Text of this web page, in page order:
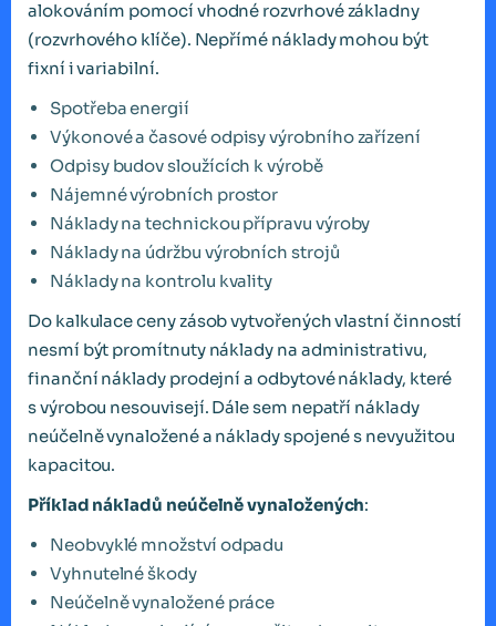
alokováním pomocí vhodné rozvrhové základny
(rozvrhového klíče). Nepřímé náklady mohou být
fixní i variabilní.
Spotřeba energií
Výkonové a časové odpisy výrobního zařízení
Odpisy budov sloužících k výrobě
Nájemné výrobních prostor
Náklady na technickou přípravu výroby
Náklady na údržbu výrobních strojů
Náklady na kontrolu kvality
Do kalkulace ceny zásob vytvořených vlastní činností
nesmí být promítnuty náklady na administrativu,
finanční náklady prodejní a odbytové náklady, které
s výrobou nesouvisejí. Dále sem nepatří náklady
neúčelně vynaložené a náklady spojené s nevyužitou
kapacitou.
Příklad nákladů neúčelně vynaložených:
Neobvyklé množství odpadu
Vyhnutelné škody
Neúčelně vynaložené práce